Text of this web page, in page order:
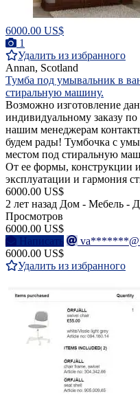
6000.00 US$
1
Удалить из избранного
Annan, Scotland
Тумба под умывальник в
стиральную машину.
Возможно изготовление
индивидуальному заказу
нашим менеджерам
будем рады! Тумбочка с
местом под стиральную
От ее формы, конструкции
эксплуатации и гармония
6000.00 US$
2 лет назад Дом - Мебель -
Просмотров
6000.00 US$
Написать
6000.00 US$
Удалить из избранного